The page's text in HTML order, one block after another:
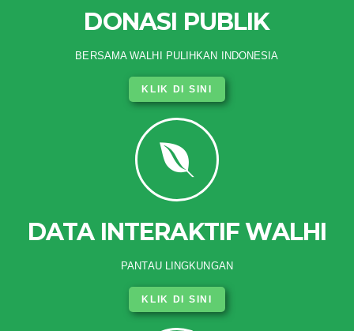
DONASI PUBLIK
BERSAMA WALHI PULIHKAN INDONESIA
KLIK DI SINI
DATA INTERAKTIF WALHI
PANTAU LINGKUNGAN
KLIK DI SINI